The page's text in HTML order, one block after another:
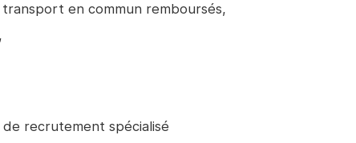
en commun remboursés,
de recrutement spécialisé